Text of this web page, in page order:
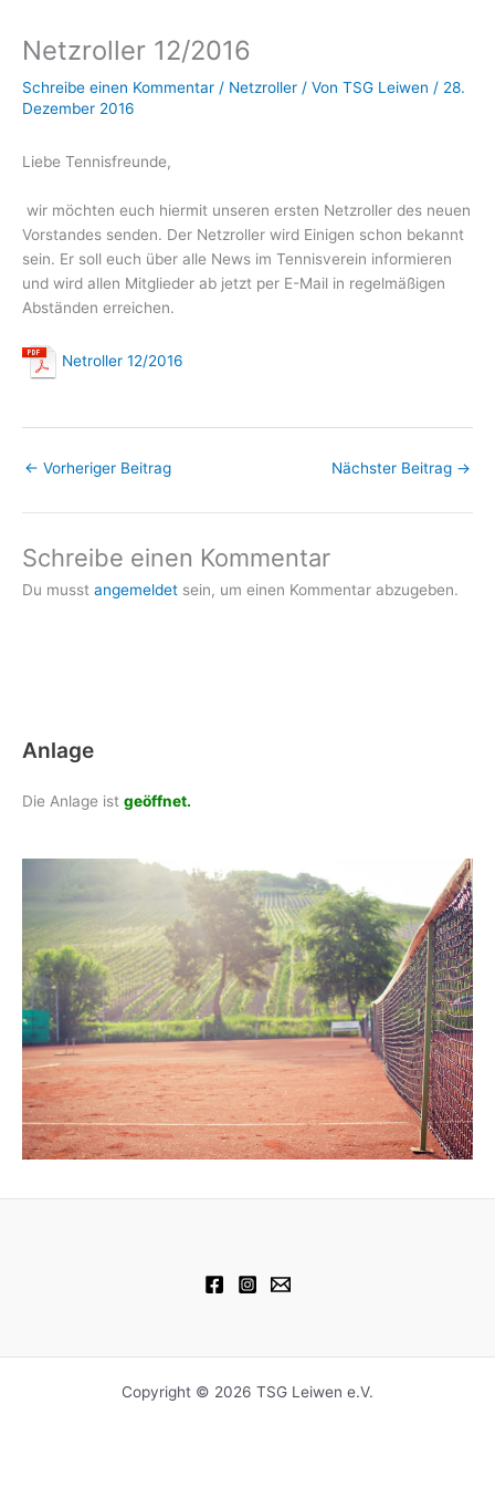
Netzroller 12/2016
Schreibe einen Kommentar / Netzroller / Von TSG Leiwen / 28.
Dezember 2016
Liebe Tennisfreunde,
wir möchten euch hiermit unseren ersten Netzroller des neuen
Vorstandes senden. Der Netzroller wird Einigen schon bekannt
sein. Er soll euch über alle News im Tennisverein informieren
und wird allen Mitglieder ab jetzt per E-Mail in regelmäßigen
Abständen erreichen.
Netroller 12/2016
← Vorheriger Beitrag Nächster Beitrag →
Schreibe einen Kommentar
Du musst angemeldet sein, um einen Kommentar abzugeben.
Anlage
Die Anlage ist geöffnet.
Copyright © 2026 TSG Leiwen e.V.